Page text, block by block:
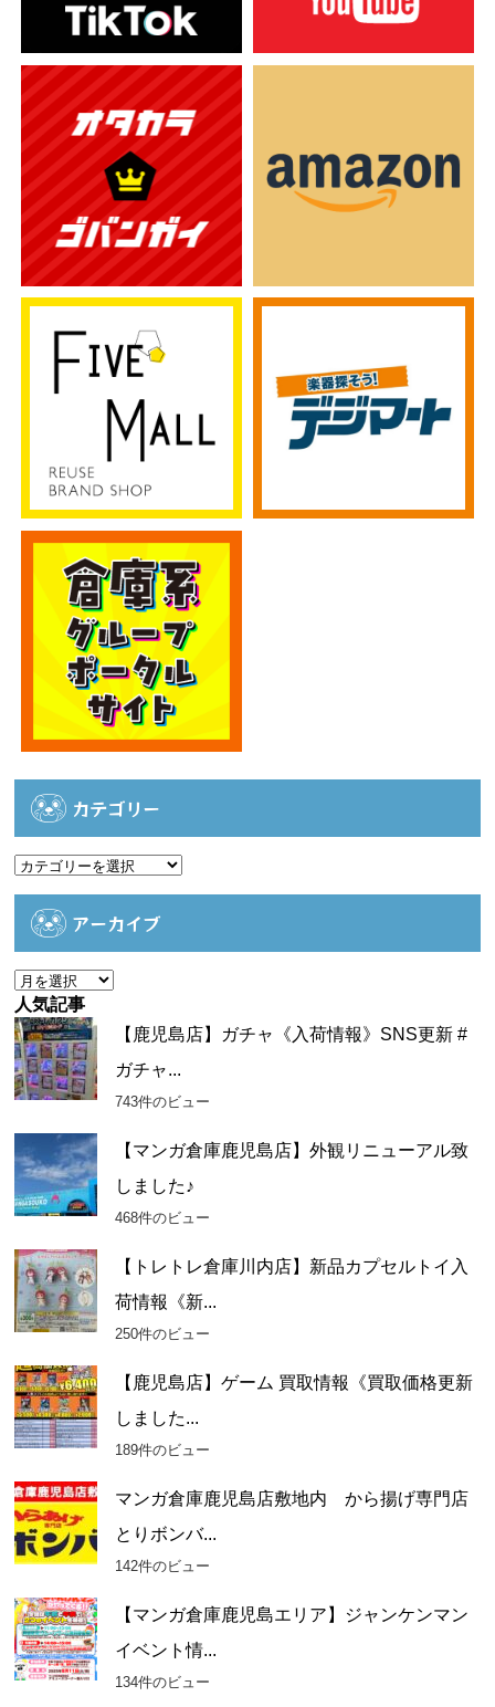
カテゴリー
カ
アーカイブ
ア
ー
カ
イ
ブ
人気記事
【鹿児島店】ガチャ《入荷情報》SNS更新 #
ガチャ...
743件のビュー
【マンガ倉庫鹿児島店】外観リニューアル致
しました♪
468件のビュー
【トレトレ倉庫川内店】新品カプセルトイ入
荷情報《新...
250件のビュー
【鹿児島店】ゲーム 買取情報《買取価格更新
しました...
189件のビュー
マンガ倉庫鹿児島店敷地内 から揚げ専門店
とりボンバ...
142件のビュー
【マンガ倉庫鹿児島エリア】ジャンケンマン
イベント情...
134件のビュー